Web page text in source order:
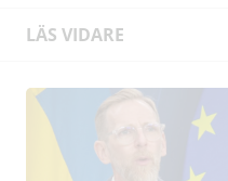
LÄS VIDARE